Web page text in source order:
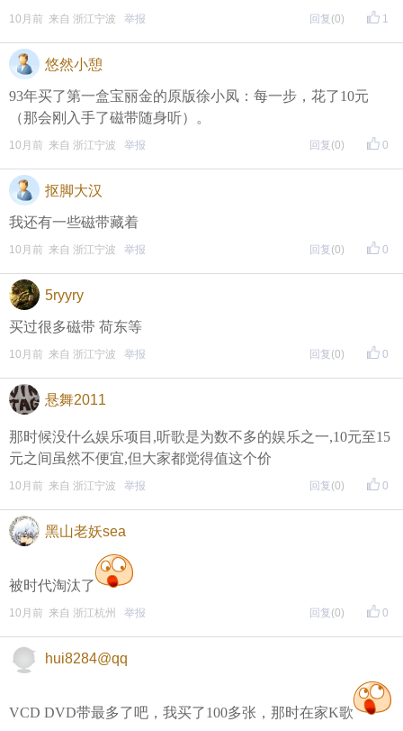
1
10月前 来自 浙江宁波 举报 回复 (0)
悠然小憩
93年买了第一盒宝丽金的原版徐小凤：每一步，花了10元
（那会刚入手了磁带随身听）。
0
10月前 来自 浙江宁波 举报 回复 (0)
抠脚大汉
我还有一些磁带藏着
0
10月前 来自 浙江宁波 举报 回复 (0)
5ryyry
买过很多磁带 荷东等
0
10月前 来自 浙江宁波 举报 回复 (0)
悬舞2011
那时候没什么娱乐项目,听歌是为数不多的娱乐之一,10元至15
元之间虽然不便宜,但大家都觉得值这个价
0
10月前 来自 浙江宁波 举报 回复 (0)
黑山老妖sea
被时代淘汰了
0
10月前 来自 浙江杭州 举报 回复 (0)
hui8284@qq
VCD DVD带最多了吧，我买了100多张，那时在家K歌